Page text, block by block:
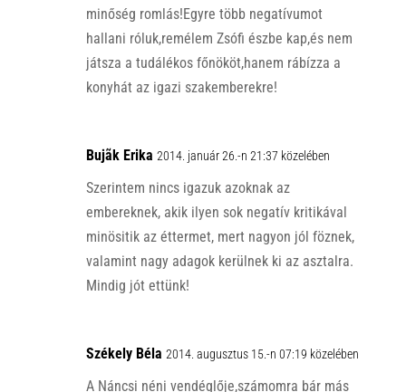
minőség romlás!Egyre több negatívumot
hallani róluk,remélem Zsófi észbe kap,és nem
játsza a tudálékos főnököt,hanem rábízza a
konyhát az igazi szakemberekre!
Bujãk Erika 2014. január 26.-n 21:37 közelében
Szerintem nincs igazuk azoknak az
embereknek, akik ilyen sok negatív kritikával
minösitik az éttermet, mert nagyon jól föznek,
valamint nagy adagok kerülnek ki az asztalra.
Mindig jót ettünk!
Székely Béla 2014. augusztus 15.-n 07:19 közelében
A Náncsi néni vendéglője,számomra bár más